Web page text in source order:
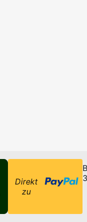
Direkt
zu